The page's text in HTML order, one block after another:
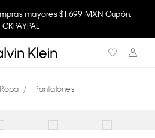
mayores $1,699 MXN Cupón:
CKPAYPAL
Ropa Pantalones